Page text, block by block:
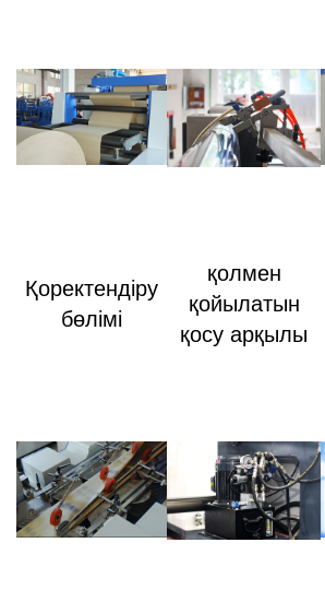
Қоректендіру
бөлімі
қолмен
қойылатын
қосу арқылы